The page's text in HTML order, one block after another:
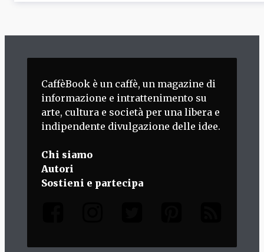
CaffèBook è un caffè, un magazine di
informazione e intrattenimento su
arte, cultura e società per una libera e
indipendente divulgazione delle idee.
Chi siamo
Autori
Sostieni e partecipa